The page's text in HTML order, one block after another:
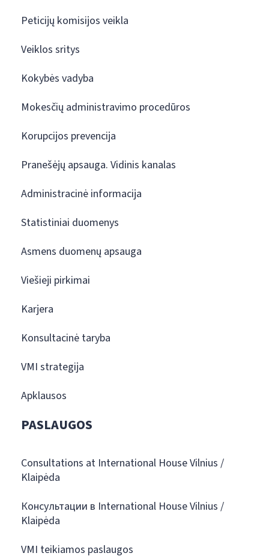
Peticijų komisijos veikla
Veiklos sritys
Kokybės vadyba
Mokesčių administravimo procedūros
Korupcijos prevencija
Pranešėjų apsauga. Vidinis kanalas
Administracinė informacija
Statistiniai duomenys
Asmens duomenų apsauga
Viešieji pirkimai
Karjera
Konsultacinė taryba
VMI strategija
Apklausos
PASLAUGOS
Consultations at International House Vilnius /
Klaipėda
Консультации в International House Vilnius /
Klaipėda
VMI teikiamos paslaugos